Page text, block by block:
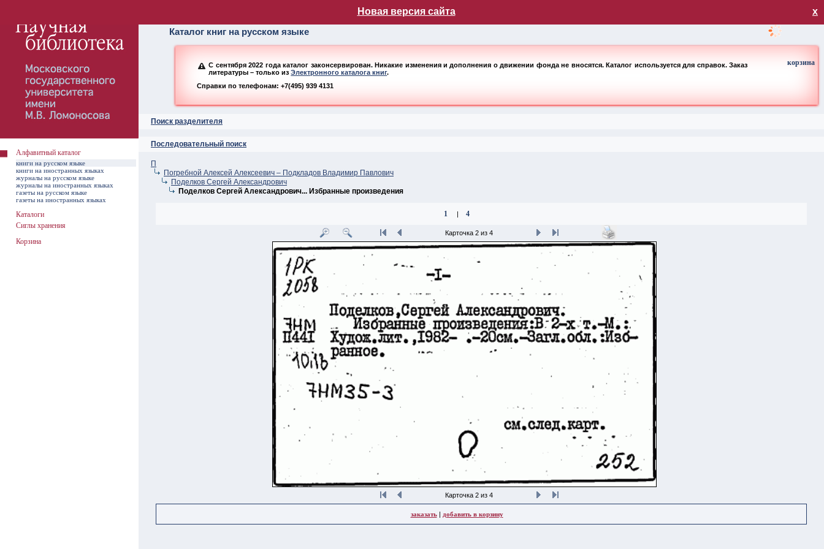
Новая версия сайта х
Каталог книг на русском языке
С сентября 2022 года каталог законсервирован. Никакие изменения и дополнения о движении фонда не вносятся. Каталог используется для справок. Заказ
литературы – только изЭлектронного каталога книг.
Справки по телефонам: +7(495) 939 4131
Поиск разделителя
Последовательный поиск
корзина
П
Погребной Алексей Алексеевич – Подкладов Владимир Павлович
Поделков Сергей Александрович
Поделков Сергей Александрович... Избранные произведения
1 | 4
Карточка 2 из 4
Карточка 2 из 4
заказать| добавить в корзину
Алфавитный каталог
книги на русском языке
книги на иностранных языках
журналы на русском языке
журналы на иностранных языках
газеты на русском языке
газеты на иностранных языках
Каталоги
Сиглы хранения
Корзина